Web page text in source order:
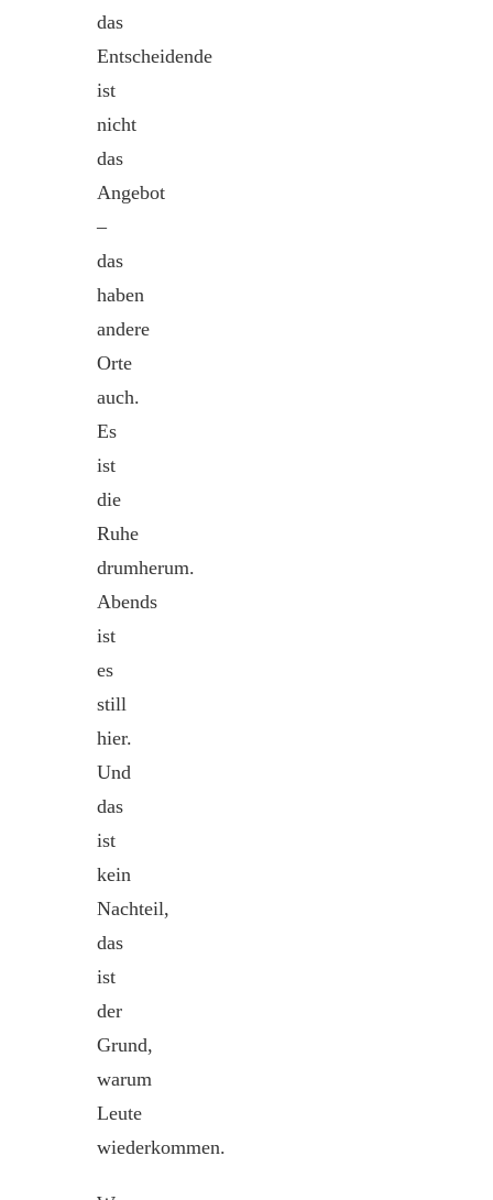
das
Entscheidende
ist
nicht
das
Angebot
–
das
haben
andere
Orte
auch.
Es
ist
die
Ruhe
drumherum.
Abends
ist
es
still
hier.
Und
das
ist
kein
Nachteil,
das
ist
der
Grund,
warum
Leute
wiederkommen.